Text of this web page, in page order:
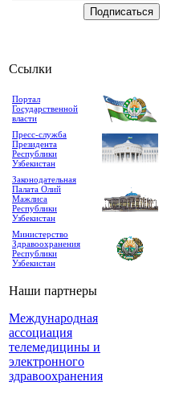
Ссылки
Портал
Государственной
власти
Пресс-служба
Президента
Республики
Узбекистан
Законодательная
Палата Олий
Мажлиса
Республики
Узбекистан
Министерство
Здравоохранения
Республики
Узбекистан
Наши партнеры
Международная
ассоциация
телемедицины и
электронного
здравоохранения